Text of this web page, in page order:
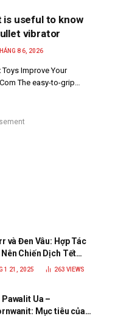
is useful to know
vibrator
8 6, 2026
Toys Improve Your
The easy-to-grip…
và Đen Vâu: Hợp Tác
Chiến Dịch Tết
Đầy Cảm Xúc “Vị Nhà”
1 21, 2025 263VIEWS
Pawalit Ua –
Mục tiêu của